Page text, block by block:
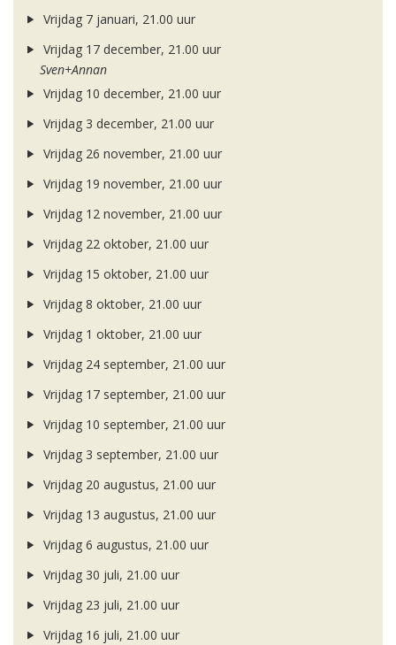
Vrijdag 7 januari, 21.00 uur
Vrijdag 17 december, 21.00 uur
Sven+Annan
Vrijdag 10 december, 21.00 uur
Vrijdag 3 december, 21.00 uur
Vrijdag 26 november, 21.00 uur
Vrijdag 19 november, 21.00 uur
Vrijdag 12 november, 21.00 uur
Vrijdag 22 oktober, 21.00 uur
Vrijdag 15 oktober, 21.00 uur
Vrijdag 8 oktober, 21.00 uur
Vrijdag 1 oktober, 21.00 uur
Vrijdag 24 september, 21.00 uur
Vrijdag 17 september, 21.00 uur
Vrijdag 10 september, 21.00 uur
Vrijdag 3 september, 21.00 uur
Vrijdag 20 augustus, 21.00 uur
Vrijdag 13 augustus, 21.00 uur
Vrijdag 6 augustus, 21.00 uur
Vrijdag 30 juli, 21.00 uur
Vrijdag 23 juli, 21.00 uur
Vrijdag 16 juli, 21.00 uur